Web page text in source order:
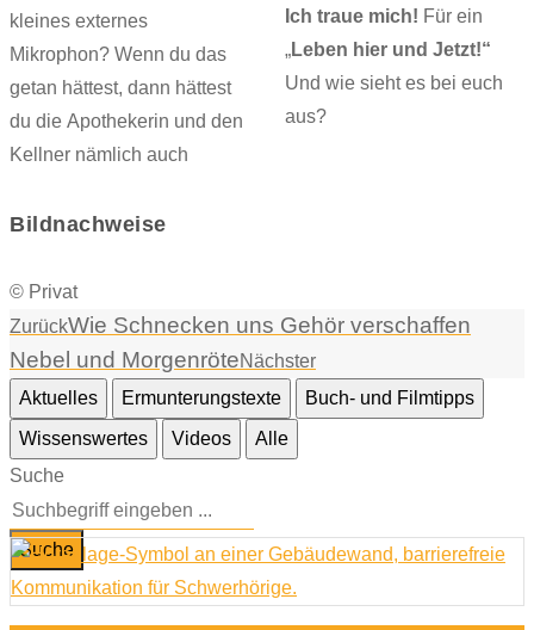
kleines externes
Mikrophon? Wenn du das
getan hättest, dann hättest
du die Apothekerin und den
Kellner nämlich auch
Ich traue mich! Für ein
„Leben hier und Jetzt!“
Und wie sieht es bei euch
aus?
Bildnachweise
© Privat
ZurückWie Schnecken uns Gehör verschaffen
Nebel und MorgenröteNächster
Aktuelles
Ermunterungstexte
Buch- und Filmtipps
Wissenswertes
Videos
Alle
Suche
Suche